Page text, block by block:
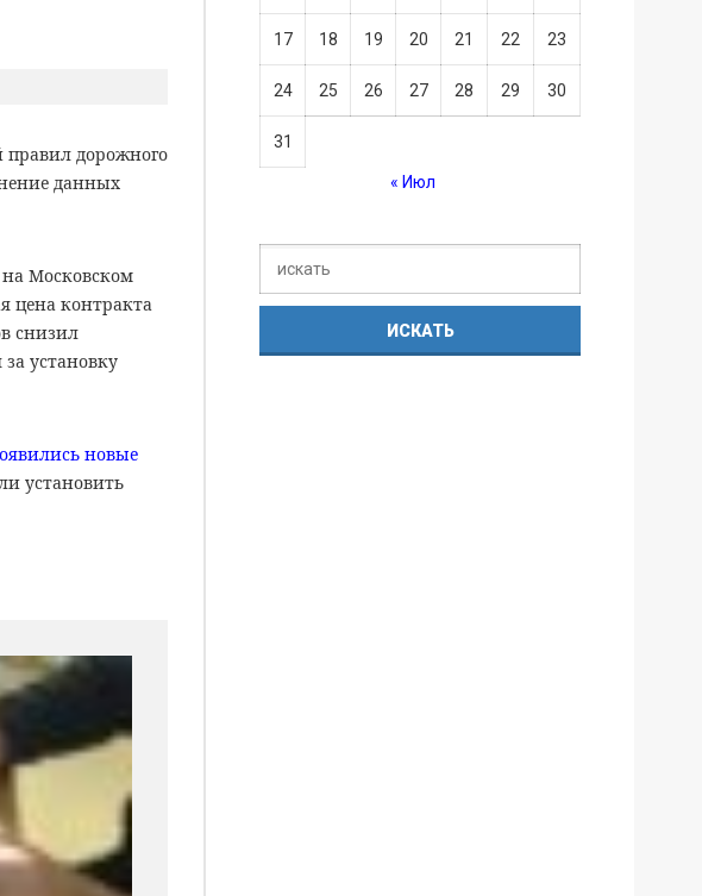
дорожного
данных
Московском
цена контракта
снизил
установку
новые
установить
17 18 19 20 21 22 23
24 25 26 27 28 29 30
31
« Июл